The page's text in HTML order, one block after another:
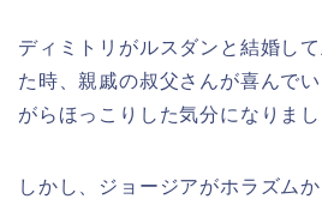
ディミトリがルスダンと結婚し
た時、親戚の叔父さんが喜んで
がらほっこりした気分になりまし
しかし、ジョージアがホラズム